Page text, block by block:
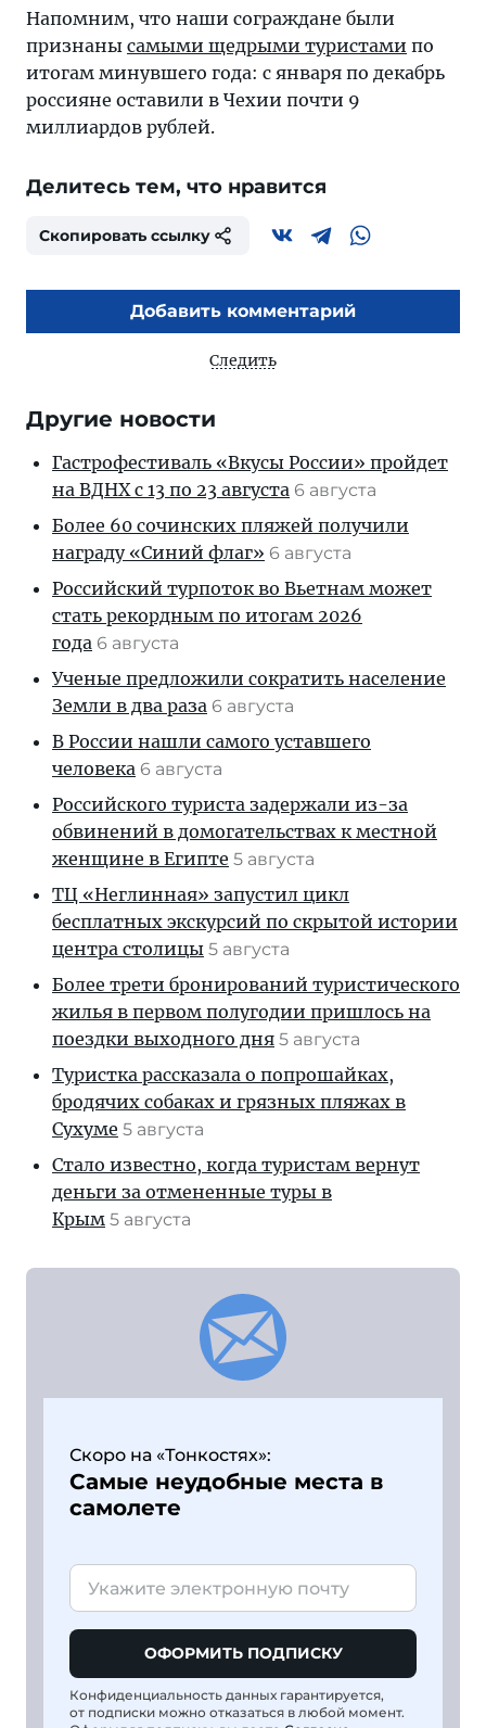
Напомним, что наши сограждане были
признаны самыми щедрыми туристами по
итогам минувшего года: с января по декабрь
россияне оставили в Чехии почти 9
миллиардов рублей.
Делитесь тем, что нравится
Скопировать ссылку
Добавить комментарий
Следить
Другие новости
Гастрофестиваль «Вкусы России» пройдет
на ВДНХ с 13 по 23 августа 6 августа
Более 60 сочинских пляжей получили
награду «Синий флаг» 6 августа
Российский турпоток во Вьетнам может
стать рекордным по итогам 2026
года 6 августа
Ученые предложили сократить население
Земли в два раза 6 августа
В России нашли самого уставшего
человека 6 августа
Российского туриста задержали из-за
обвинений в домогательствах к местной
женщине в Египте 5 августа
ТЦ «Неглинная» запустил цикл
бесплатных экскурсий по скрытой истории
центра столицы 5 августа
Более трети бронирований туристического
жилья в первом полугодии пришлось на
поездки выходного дня 5 августа
Туристка рассказала о попрошайках,
бродячих собаках и грязных пляжах в
Сухуме 5 августа
Стало известно, когда туристам вернут
деньги за отмененные туры в
Крым 5 августа
Скоро на «Тонкостях»:
Самые неудобные места в
самолете
ОФОРМИТЬ ПОДПИСКУ
Конфиденциальность данных гарантируется,
от подписки можно отказаться в любой момент.